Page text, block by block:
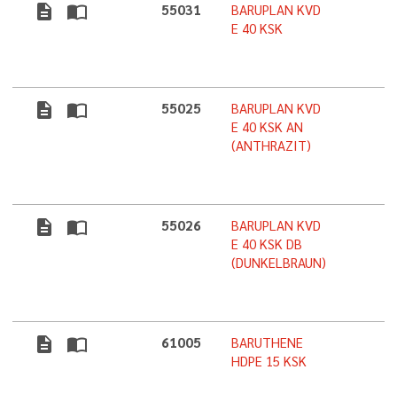
description import_contacts 55031
BARUPLAN KVD
E 40 KSK
description import_contacts 55025
BARUPLAN KVD
E 40 KSK AN
(ANTHRAZIT)
description import_contacts 55026
BARUPLAN KVD
E 40 KSK DB
(DUNKELBRAUN)
description import_contacts 61005
BARUTHENE
HDPE 15 KSK